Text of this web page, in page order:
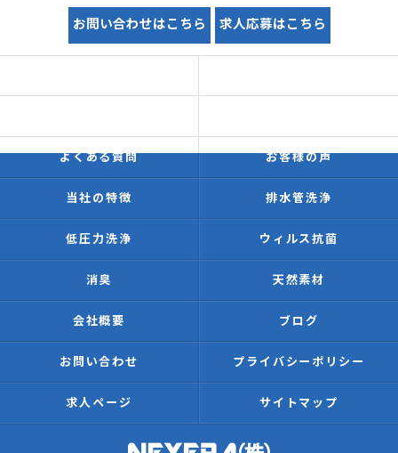
お問い合わせはこちら 求人応募はこちら
よくある質問 お客様の声
当社の特徴 排水管洗浄
低圧力洗浄 ウィルス抗菌
消臭 天然素材
会社概要 ブログ
お問い合わせ プライバシーポリシー
求人ページ サイトマップ